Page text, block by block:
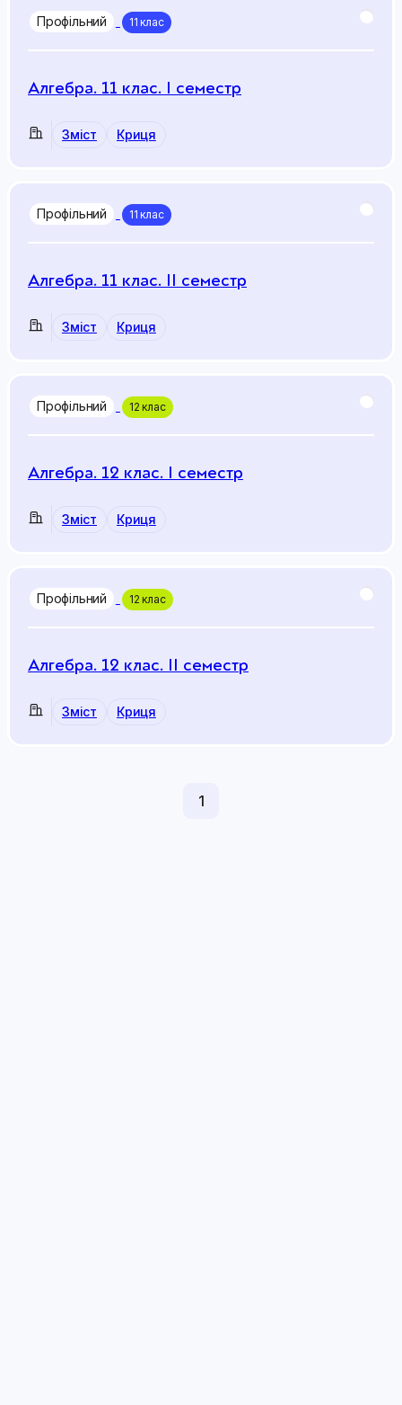
Профільний 11 клас
Алгебра. 11 клас. І семестр
Зміст Криця
Профільний 11 клас
Алгебра. 11 клас. ІІ семестр
Зміст Криця
Профільний 12 клас
Алгебра. 12 клас. І семестр
Зміст Криця
Профільний 12 клас
Алгебра. 12 клас. ІІ семестр
Зміст Криця
1